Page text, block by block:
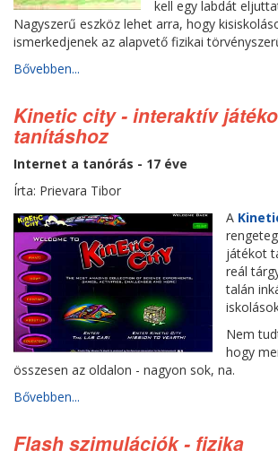
kell egy labdát
Nagyszerű eszköz lehet arra, hogy
ismerkedjenek az alapvető fizikai
Bővebben...
Kinetic city - interaktív
tanításhoz
Internet a tanórás - 17 éve
Írta: Prievara Tibor
A
játékot
reál
talán
Nem
hogy
összesen az oldalon - nagyon sok, na.
Bővebben...
Flash szimulációk - fizika